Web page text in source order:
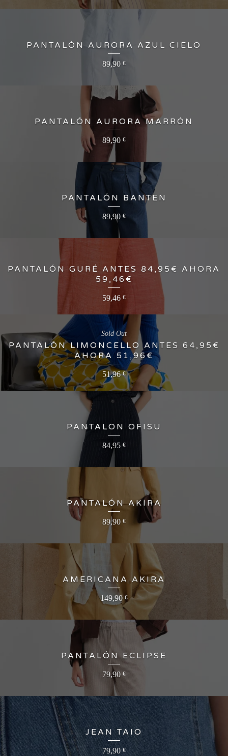
PANTALÓN AURORA AZUL CIELO
89,90 €
PANTALÓN AURORA MARRÓN
89,90 €
PANTALÓN BANTEN
89,90 €
PANTALÓN GURÉ ANTES 84,95€ AHORA
59,46€
59,46 €
PANTALÓN LIMONCELLO ANTES 64,95€
AHORA 51,96€
51,96€
Sold Out
PANTALON OFISU
84,95 €
PANTALÓN AKIRA
89,90 €
AMERICANA AKIRA
149,90€
PANTALÓN ECLIPSE
79,90 €
JEAN TAIO
79,90€